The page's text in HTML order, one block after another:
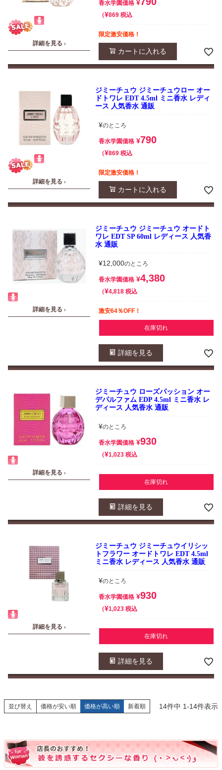
詳細を見る ›
香水学園価格 ¥
¥869 税込
限定激安価格！
カートに入れる
詳細を見る ›
ジミーチュウ ジミーチュウロー オー
ドトワレ EDT 4.5ml ミニ香水 レディ
ース 人気香水 通販
¥のところ
香水学園価格 ¥790
¥869 税込
限定激安価格！
カートに入れる
詳細を見る ›
ジミーチュウ ジミーチュウ オードト
ワレ EDT SP 60ml レディース 人気香
水 通販
¥12,000のところ
香水学園価格 ¥4,380
¥4,818 税込
激安64％OFF！
在庫切れ
詳細を見る
詳細を見る ›
ジミーチュウ ローズパッション オー
デパルファム EDP 4.5ml ミニ香水 レ
ディース 人気香水 通販
¥のところ
香水学園価格 ¥930
¥1,023 税込
在庫切れ
詳細を見る
詳細を見る ›
ジミーチュウ ジミーチュウイリシッ
トフラワー オードトワレ EDT 4.5ml
ミニ香水 レディース 人気香水 通販
¥のところ
香水学園価格 ¥930
¥1,023 税込
在庫切れ
詳細を見る
並び替え 価格が安い順 価格が高い順 新着順 14件中 1-14件表示